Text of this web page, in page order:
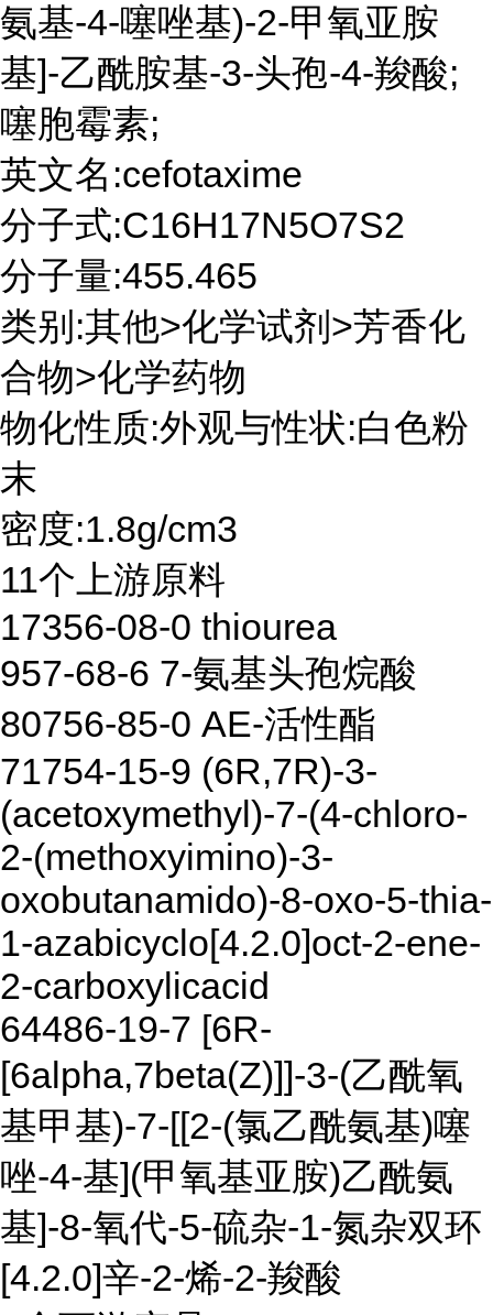
氨基-4-噻唑基)-2-甲氧亚胺
基]-乙酰胺基-3-头孢-4-羧酸;
噻胞霉素;
英文名:cefotaxime
分子式:C16H17N5O7S2
分子量:455.465
类别:其他>化学试剂>芳香化
合物>化学药物
物化性质:外观与性状:白色粉
末
密度:1.8g/cm3
11个上游原料
17356-08-0 thiourea
957-68-6 7-氨基头孢烷酸
80756-85-0 AE-活性酯
71754-15-9 (6R,7R)-3-
(acetoxymethyl)-7-(4-chloro-
2-(methoxyimino)-3-
oxobutanamido)-8-oxo-5-thia-
1-azabicyclo[4.2.0]oct-2-ene-
2-carboxylicacid
64486-19-7 [6R-
[6alpha,7beta(Z)]]-3-(乙酰氧
基甲基)-7-[[2-(氯乙酰氨基)噻
唑-4-基](甲氧基亚胺)乙酰氨
基]-8-氧代-5-硫杂-1-氮杂双环
[4.2.0]辛-2-烯-2-羧酸